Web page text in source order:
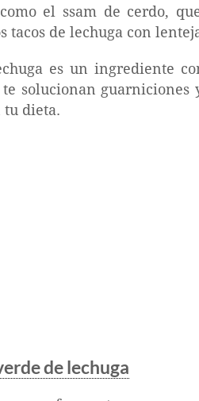
el ssam de cerdo,
tacos de lechuga con
es un ingrediente
te solucionan
tu dieta.
de lechuga